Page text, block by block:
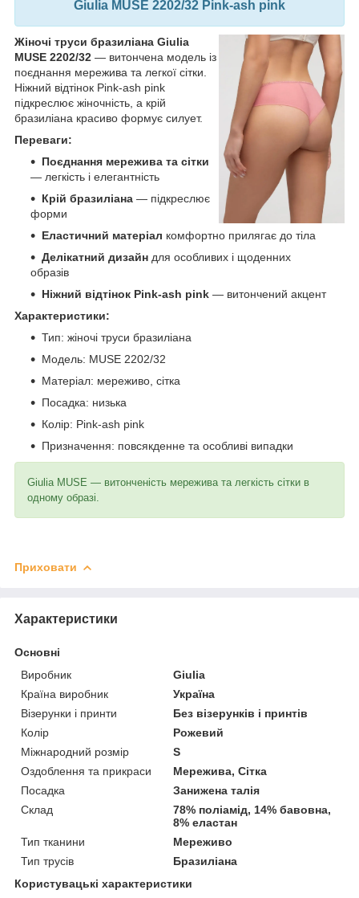
Giulia MUSE 2202/32 Pink-ash pink
Жіночі труси бразиліана Giulia
MUSE 2202/32 — витончена модель із
поєднання мережива та легкої сітки.
Ніжний відтінок Pink-ash pink
підкреслює жіночність, а крій
бразиліана красиво формує силует.
Переваги:
Поєднання мережива та сітки
— легкість і елегантність
Крій бразиліана — підкреслює
форми
Еластичний матеріал комфортно прилягає до тіла
Делікатний дизайн для особливих і щоденних
образів
Ніжний відтінок Pink-ash pink — витончений акцент
Характеристики:
Тип: жіночі труси бразиліана
Модель: MUSE 2202/32
Матеріал: мереживо, сітка
Посадка: низька
Колір: Pink-ash pink
Призначення: повсякденне та особливі випадки
Giulia MUSE — витонченість мережива та легкість сітки в
одному образі.
Приховати
Характеристики
Основні
Виробник
Giulia
Країна виробник
Україна
Візерунки і принти
Без візерунків і принтів
Колір
Рожевий
Міжнародний розмір
S
Оздоблення та прикраси
Мережива, Сітка
Посадка
Занижена талія
Склад
78% поліамід, 14% бавовна,
8% еластан
Тип тканини
Мереживо
Тип трусів
Бразиліана
Користувацькі характеристики